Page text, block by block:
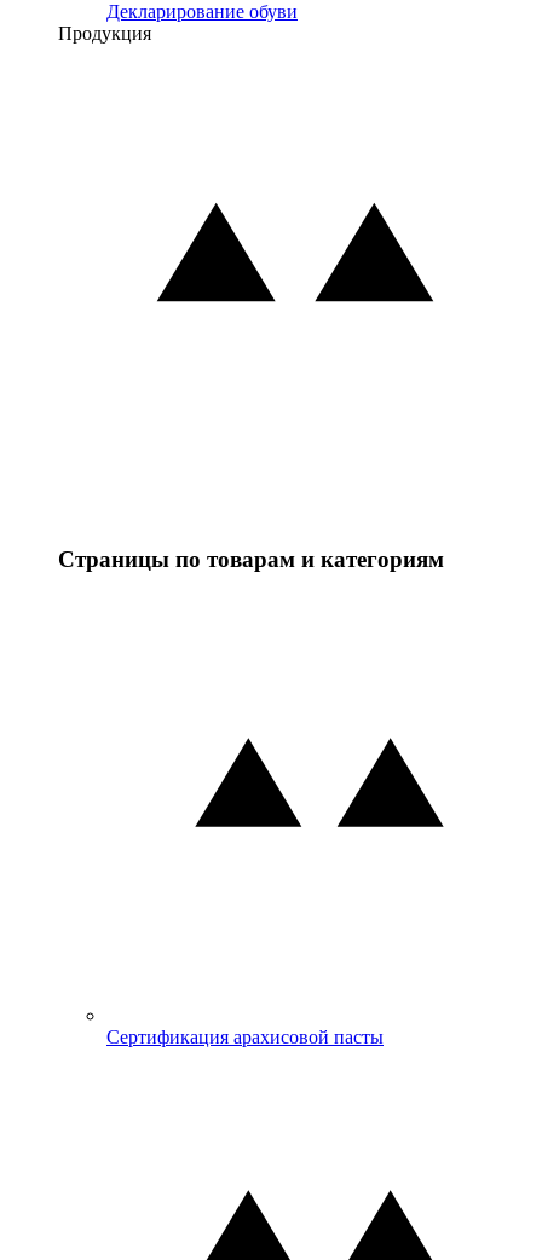
Декларирование обуви
Продукция
Страницы по товарам и категориям
Сертификация арахисовой пасты